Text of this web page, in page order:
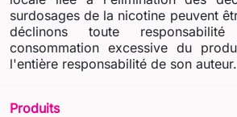
surdosages de la nicotine peuvent
déclinons toute
consommation excessive du
l'entière responsabilité de son auteur.
Produits